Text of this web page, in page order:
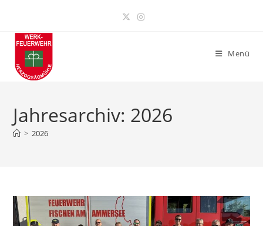
springen
Menü
Jahresarchiv: 2026
> 2026